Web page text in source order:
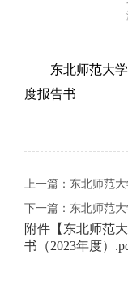
东北师范大
度报告书
上一篇： 东北师范
下一篇： 东北师范
附件【 东北师范
书（2023年度）